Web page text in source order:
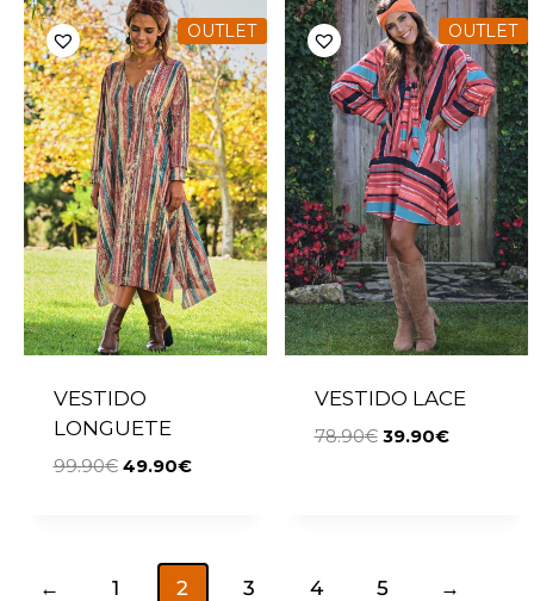
OUTLET
VESTIDO
LONGUETE
99.90€ 49.90€
OUTLET
VESTIDO LACE
78.90€ 39.90€
← 1 2 3 4 5 →